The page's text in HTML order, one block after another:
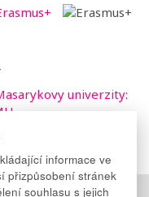
informace ve
přizpůsobení stránek
souhlasu s jejich